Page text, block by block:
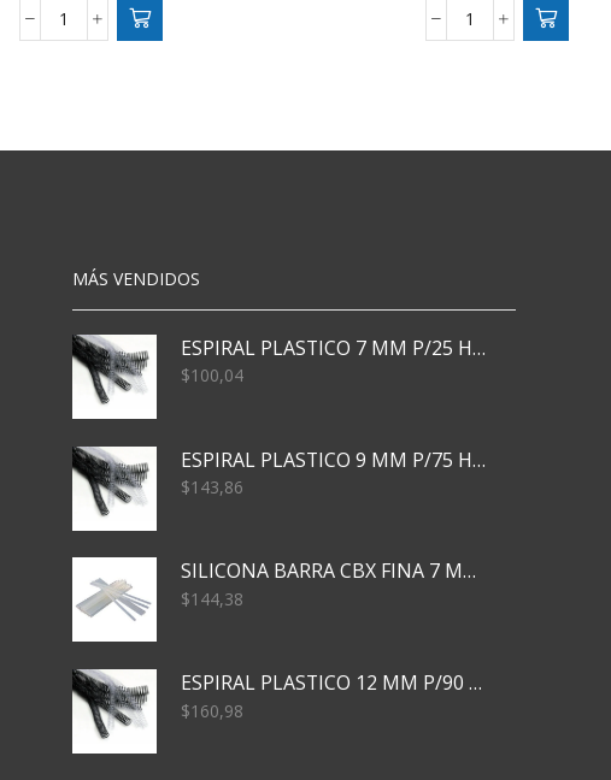
PLASTIFICADO
X100
FUNDA
MM
MÁS VENDIDOS
ESPIRAL PLASTICO 7 MM P/25 HJS X50x3000
$100,04
ESPIRAL PLASTICO 9 MM P/75 HJS X50X2400
$143,86
SILICONA BARRA CBX FINA 7 MM 28 CM
$144,38
ESPIRAL PLASTICO 12 MM P/90 HJS X50X1500
$160,98